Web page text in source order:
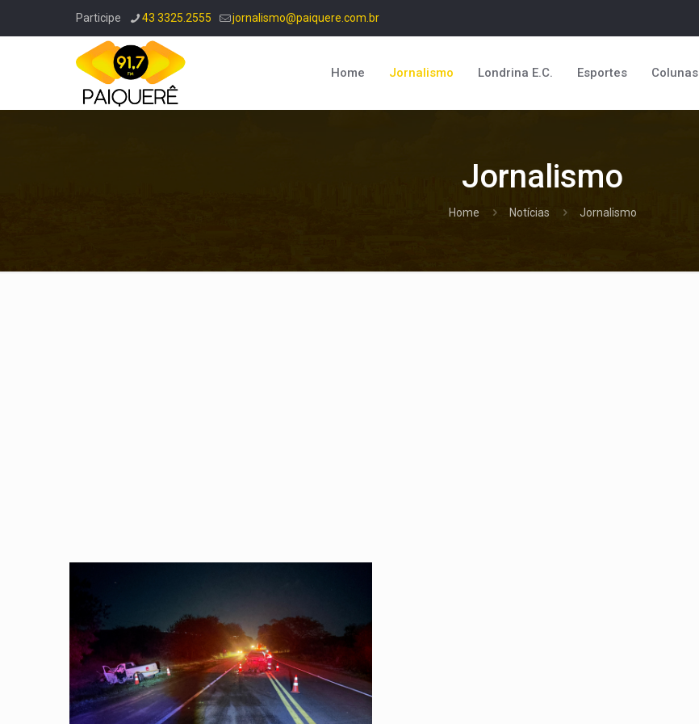
Participe 43 3325.2555 jornalismo@paiquere.com.br
Home Jornalismo Londrina E.C. Esportes Colunas
Jornalismo
Home Notícias Jornalismo